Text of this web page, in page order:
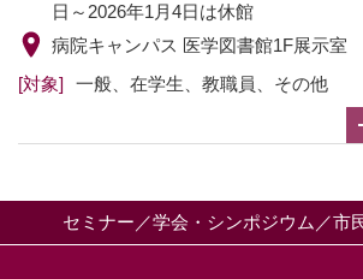
日～2026年1月4日は休館
病院キャンパス 医学図書館1F展示室
[対象] 一般、在学生、教職員、その他
セミナー／学会・シンポジウム／市